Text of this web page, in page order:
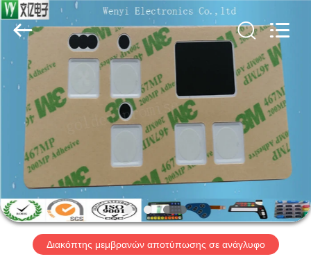
ΣΠΊΤΙ
ΠΡΟΪΌΝΤΑ
ΠΕΡΊΠΟΥ
ΕΜΕΊΣ
ΓΎΡΟΣ
ΕΡΓΟΣΤΑΣΊΩΝ
Jinyuanhang
Electronic
Technology
Co.,
Reserved.
Διακόπτης μεμβρανών αποτύπωσης σε ανάγλυφο